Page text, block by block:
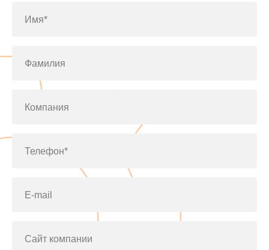
Имя*
Фамилия
Компания
Телефон*
E-mail
Сайт компании